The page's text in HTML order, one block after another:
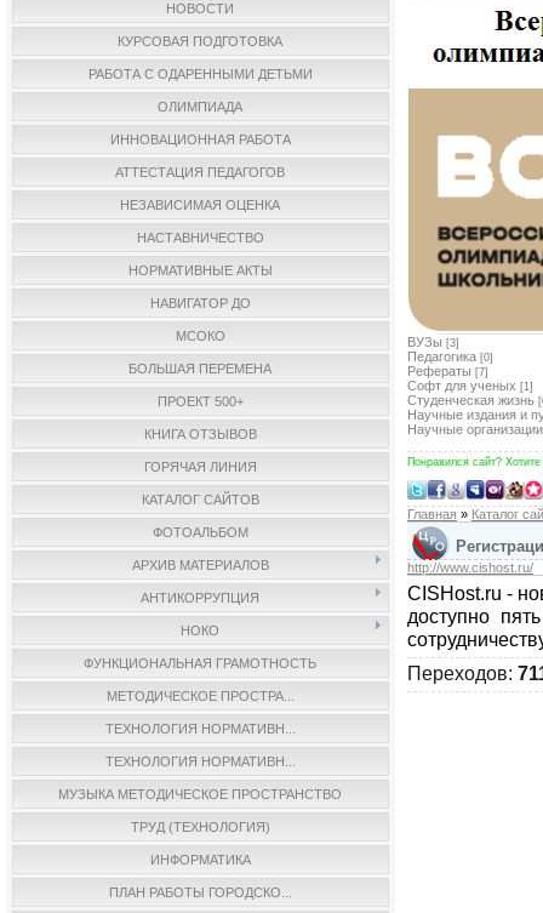
НОВОСТИ
КУРСОВАЯ ПОДГОТОВКА
РАБОТА С ОДАРЕННЫМИ ДЕТЬМИ
ОЛИМПИАДА
ИННОВАЦИОННАЯ РАБОТА
АТТЕСТАЦИЯ ПЕДАГОГОВ
НЕЗАВИСИМАЯ ОЦЕНКА
НАСТАВНИЧЕСТВО
НОРМАТИВНЫЕ АКТЫ
НАВИГАТОР ДО
МСОКО
БОЛЬШАЯ ПЕРЕМЕНА
ПРОЕКТ 500+
КНИГА ОТЗЫВОВ
ГОРЯЧАЯ ЛИНИЯ
КАТАЛОГ САЙТОВ
ФОТОАЛЬБОМ
АРХИВ МАТЕРИАЛОВ
АНТИКОРРУПЦИЯ
НОКО
ФУНКЦИОНАЛЬНАЯ ГРАМОТНОСТЬ
МЕТОДИЧЕСКОЕ ПРОСТРА...
ТЕХНОЛОГИЯ НОРМАТИВН...
ТЕХНОЛОГИЯ НОРМАТИВН...
МУЗЫКА МЕТОДИЧЕСКОЕ ПРОСТРАНСТВО
ТРУД (ТЕХНОЛОГИЯ)
ИНФОРМАТИКА
ПЛАН РАБОТЫ ГОРОДСКО...
ВУЗы [3]
Педагогика [0]
Рефераты [7]
Софт для ученых [1]
Студенческая жизнь
Научные издания и
Научные организации
Понравился сайт?
Главная » Каталог
http://www.cishost.ru/
CISHost.ru -
доступно
Переходов: